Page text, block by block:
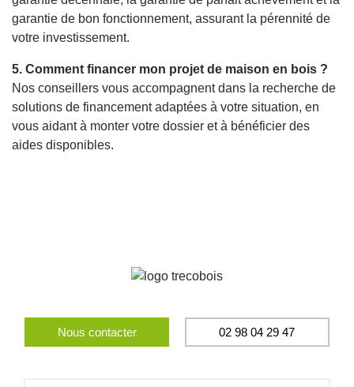
garantie de bon fonctionnement, assurant la pérennité de
votre investissement.
5. Comment financer mon projet de maison en bois ?
Nos conseillers vous accompagnent dans la recherche de
solutions de financement adaptées à votre situation, en
vous aidant à monter votre dossier et à bénéficier des
aides disponibles.
Nous contacter 02 98 04 29 47